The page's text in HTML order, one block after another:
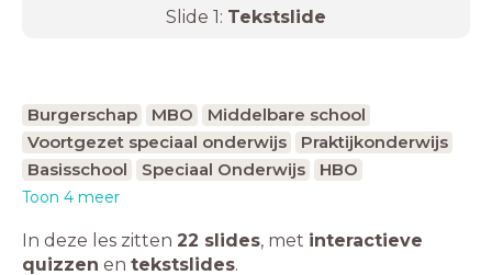
Slide 1: Tekstslide
Burgerschap MBO
Middelbare school
Voortgezet speciaal onderwijs
Praktijkonderwijs
Basisschool
Speciaal Onderwijs HBO
Toon 4 meer
In deze les zitten 22 slides, met interactieve
quizzen en tekstslides.